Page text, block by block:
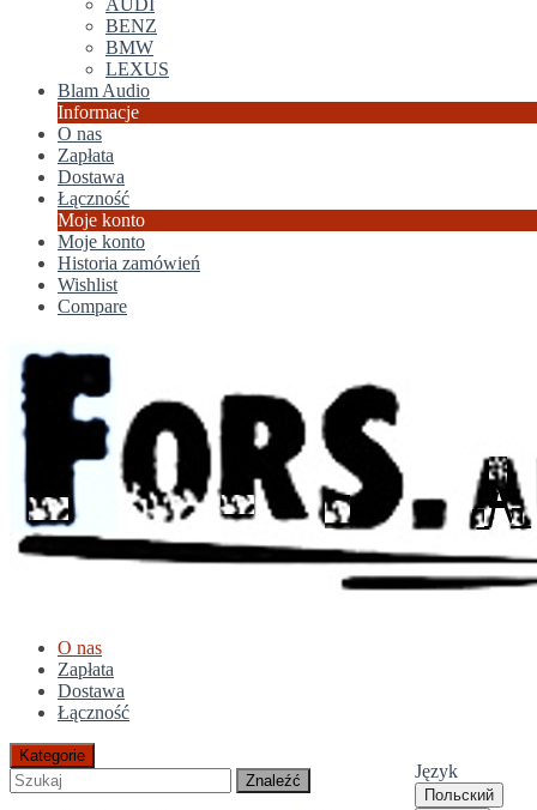
AUDI
BENZ
BMW
LEXUS
Blam Audio
Informacje
O nas
Zapłata
Dostawa
Łączność
Moje konto
Moje konto
Historia zamówień
Wishlist
Compare
O nas
Zapłata
Dostawa
Łączność
Język
Польский
Kategorie
Znaleźć